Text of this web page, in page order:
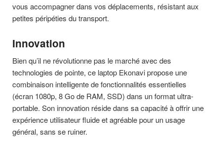
vous accompagner dans vos déplacements, résistant aux
petites péripéties du transport.
Innovation
Bien qu’il ne révolutionne pas le marché avec des
technologies de pointe, ce laptop Ekonavi propose une
combinaison intelligente de fonctionnalités essentielles
(écran 1080p, 8 Go de RAM, SSD) dans un format ultra-
portable. Son innovation réside dans sa capacité à offrir une
expérience utilisateur fluide et agréable pour un usage
général, sans se ruiner.